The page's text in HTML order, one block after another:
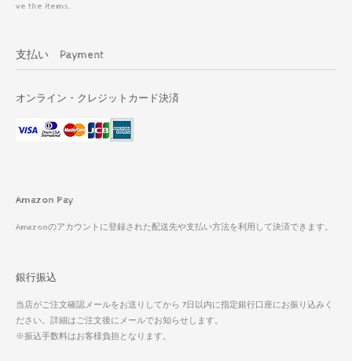
ve the items.
支払い Payment
オンライン・クレジットカード決済
Amazon Pay
Amazonのアカウントに登録された配送先や支払い方法を利用して決済できます。
銀行振込
当店がご注文確認メールをお送りしてから 7日以内に指定銀行口座にお振り込みく
ださい。詳細はご注文後にメールでお知らせします。
※振込手数料はお客様負担となります。